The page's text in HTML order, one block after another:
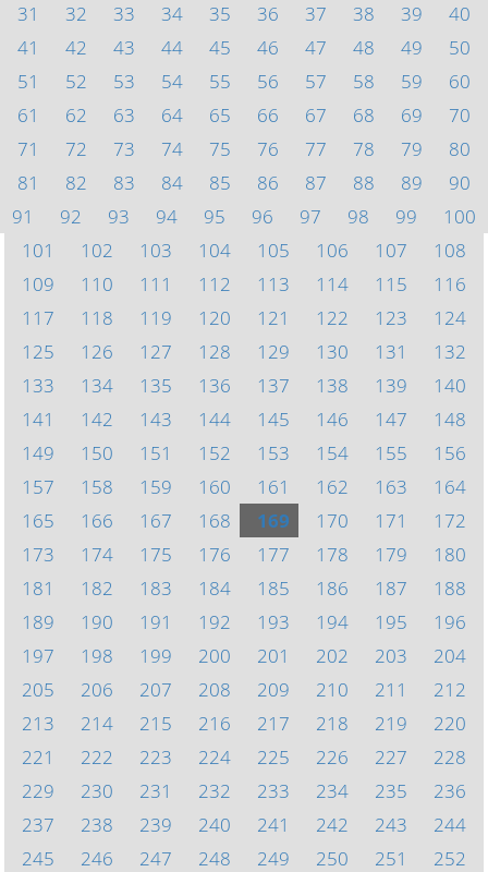
31
32 33 34 35 36 37 38 39
40
41
42 43 44 45 46 47 48 49
50
51
52 53 54 55 56 57 58 59
60
61
62 63 64 65 66 67 68 69
70
71
72 73 74 75 76 77 78 79
80
81
82 83 84 85 86 87 88 89
90
91
92 93 94 95 96 97 98 99
100
101
102 103 104 105 106 107
108
109
110 111 112 113 114 115
116
117
118 119 120 121 122 123
124
125
126 127 128 129 130 131
132
133
134 135 136 137 138 139
140
141
142 143 144 145 146 147
148
149
150 151 152 153 154 155
156
157
158 159 160 161 162 163
164
165
166 167 168 169 170 171
172
173
174 175 176 177 178 179
180
181
182 183 184 185 186 187
188
189
190 191 192 193 194 195
196
197
198 199 200 201 202 203
204
205
206 207 208 209 210 211
212
213
214 215 216 217 218 219
220
221
222 223 224 225 226 227
228
229
230 231 232 233 234 235
236
237
238 239 240 241 242 243
244
245
246 247 248 249 250 251
252